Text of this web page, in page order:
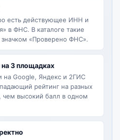
есть действующее ИНН и
в ФНС. В каталоге такие
«Проверено ФНС».
3 площадках
на Google, Яндекс и 2ГИС
рейтинг на разных
чем высокий балл в одном